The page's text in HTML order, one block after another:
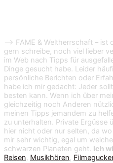
–> FAME & Weltherrschaft – ist
gern schreibe, noch viel lieber
im Web nach Tipps für
Dinge gesucht habe. Leider
persönliche Berichten oder
habe ich mir gedacht: Jeder
besten kann. Wenn ich über
gleichzeitig noch Anderen
meinen Tipps jemandem zu
zu unterhalten. Private Ergüsse
hier nicht oder nur selten, da
mir sehr wichtig, egal um
schwarzen Planeten geht. Ich
Reisen, Musikhören,